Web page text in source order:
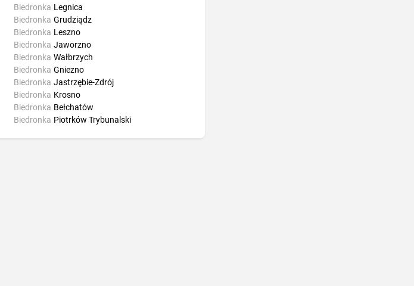
Biedronka Legnica
Biedronka Grudziądz
Biedronka Leszno
Biedronka Jaworzno
Biedronka Wałbrzych
Biedronka Gniezno
Biedronka Jastrzębie-Zdrój
Biedronka Krosno
Biedronka Bełchatów
Biedronka Piotrków Trybunalski